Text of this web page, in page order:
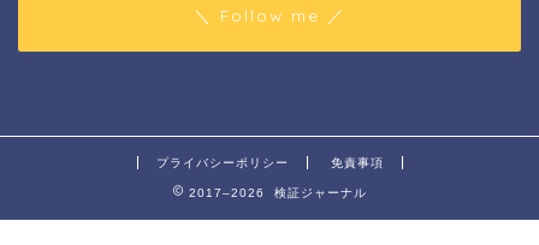
＼ Follow me ／
プライバシーポリシー 免責事項
2017–2026 検証ジャーナル